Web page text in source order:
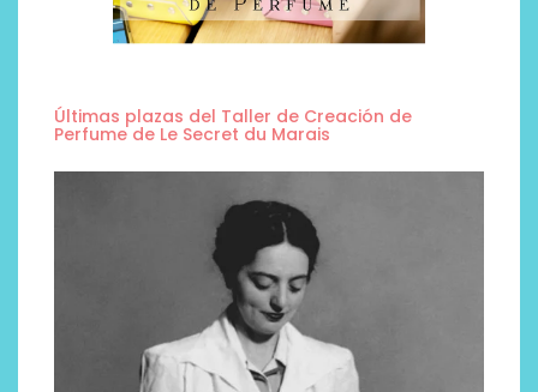
Últimas plazas del Taller de Creación de
Perfume de Le Secret du Marais